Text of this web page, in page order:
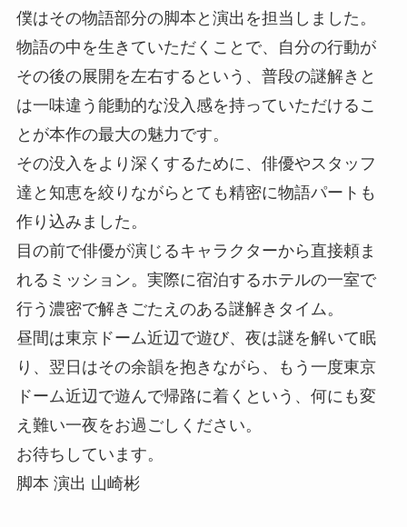
僕はその物語部分の脚本と演出を担当しました。
物語の中を生きていただくことで、自分の行動が
その後の展開を左右するという、普段の謎解きと
は一味違う能動的な没入感を持っていただけるこ
とが本作の最大の魅力です。
その没入をより深くするために、俳優やスタッフ
達と知恵を絞りながらとても精密に物語パートも
作り込みました。
目の前で俳優が演じるキャラクターから直接頼ま
れるミッション。実際に宿泊するホテルの一室で
行う濃密で解きごたえのある謎解きタイム。
昼間は東京ドーム近辺で遊び、夜は謎を解いて眠
り、翌日はその余韻を抱きながら、もう一度東京
ドーム近辺で遊んで帰路に着くという、何にも変
え難い一夜をお過ごしください。
お待ちしています。
脚本 演出 山崎彬